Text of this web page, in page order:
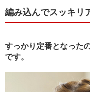
編み込んでスッキリ
すっかり定番となった
です。